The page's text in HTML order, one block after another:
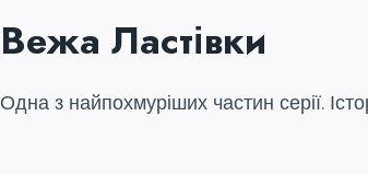
Вежа Ластівки
Одна з найпохмуріших частин серії.